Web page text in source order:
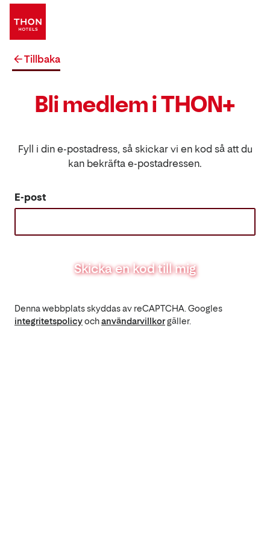
Tillbaka
Bli medlem i THON+
Fyll i din e-postadress, så skickar vi en kod så att du
kan bekräfta e-postadressen.
E-post
Skicka en kod till mig
Denna webbplats skyddas av reCAPTCHA. Googles
integritetspolicyochanvändarvillkorgäller.